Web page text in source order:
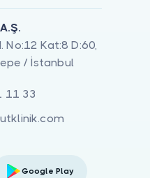
No:12 Kat:8 D:60,
/ İstanbul
11 33
Google Play